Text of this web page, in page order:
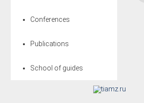
Conferences
Publications
School of guides